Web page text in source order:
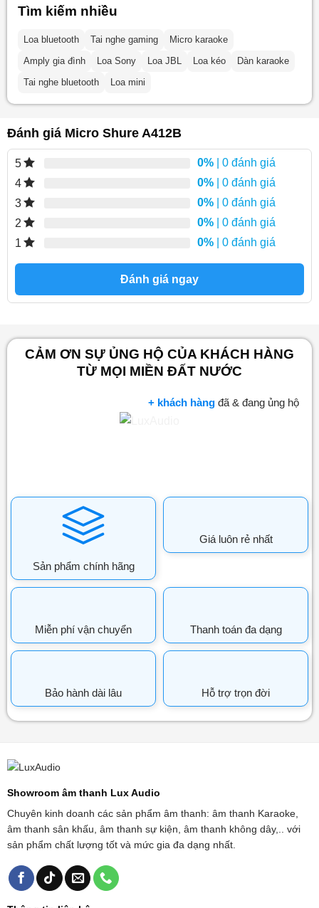
Tìm kiếm nhiều
Loa bluetooth Tai nghe gaming
Micro karaoke
Amply gia đình
Loa Sony Loa JBL Loa kéo
Dàn karaoke
Tai nghe bluetooth
Loa mini
Đánh giá Micro Shure A412B
5 0% | 0 đánh giá
4
0% | 0 đánh giá
3
0% | 0 đánh giá
2
0% | 0 đánh giá
1
0% | 0 đánh giá
Đánh giá ngay
CẢM ƠN SỰ ỦNG HỘ CỦA KHÁCH HÀNG
TỪ MỌI MIỀN ĐẤT NƯỚC
+ khách hàng đã & đang ủng hộ
Sản phẩm chính hãng
Giá luôn rẻ nhất
Miễn phí vận chuyển Thanh toán đa dạng
Bảo hành dài lâu Hỗ trợ trọn đời
Showroom âm thanh Lux Audio
Chuyên kinh doanh các sản phẩm âm thanh: âm thanh Karaoke,
âm thanh sân khấu, âm thanh sự kiện, âm thanh không dây,.. với
sản phẩm chất lượng tốt và mức gia đa dạng nhất.